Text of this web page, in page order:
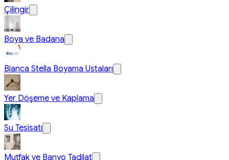
Çilingir
Boya ve Badana
Bianca Stella Boyama Ustaları
Yer Döşeme ve Kaplama
Su Tesisatı
Mutfak ve Banyo Tadilat